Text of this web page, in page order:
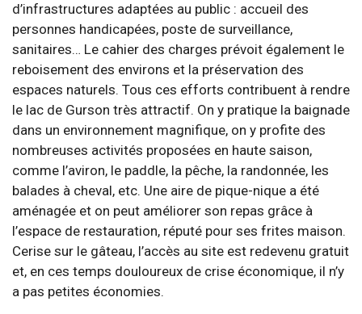
d’infrastructures adaptées au public : accueil des
personnes handicapées, poste de surveillance,
sanitaires… Le cahier des charges prévoit également le
reboisement des environs et la préservation des
espaces naturels. Tous ces efforts contribuent à rendre
le lac de Gurson très attractif. On y pratique la baignade
dans un environnement magnifique, on y profite des
nombreuses activités proposées en haute saison,
comme l’aviron, le paddle, la pêche, la randonnée, les
balades à cheval, etc. Une aire de pique-nique a été
aménagée et on peut améliorer son repas grâce à
l’espace de restauration, réputé pour ses frites maison.
Cerise sur le gâteau, l’accès au site est redevenu gratuit
et, en ces temps douloureux de crise économique, il n’y
a pas petites économies.